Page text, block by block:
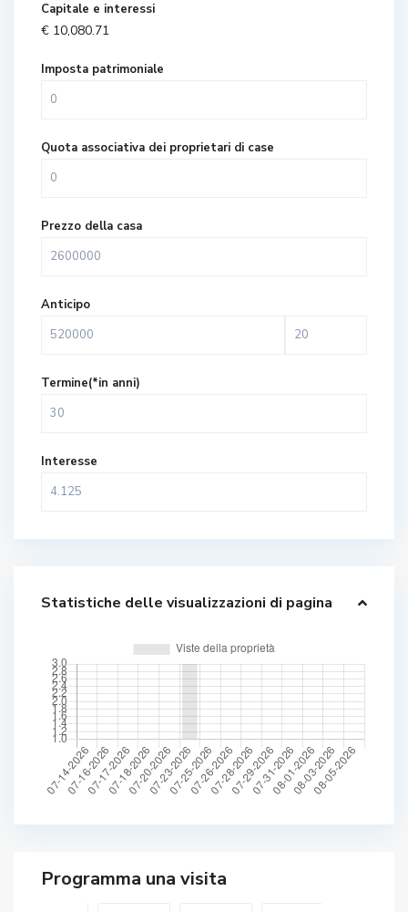
Capitale e interessi
€ 10,080.71
Imposta patrimoniale
Quota associativa dei proprietari di case
Prezzo della casa
Anticipo
Termine(*in anni)
Interesse
Statistiche delle visualizzazioni di pagina